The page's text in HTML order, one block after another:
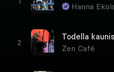
Hanna
Todella kaunis
Zen Café